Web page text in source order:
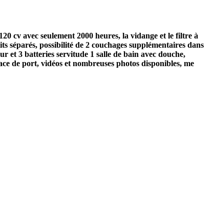
cv avec seulement 2000 heures, la vidange et le filtre à
possibilité de 2 couchages supplémentaires dans
et 3 batteries servitude 1 salle de bain avec douche,
de port, vidéos et nombreuses photos disponibles, me